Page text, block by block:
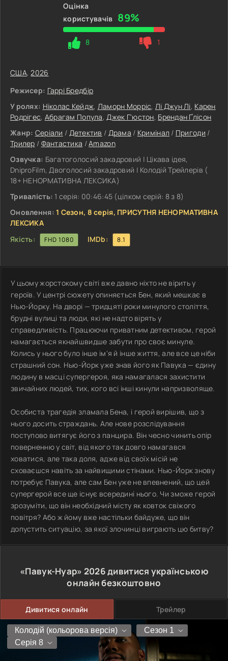
Оцінка
користувачів 89%
8 1
США,2026
Режисер: Гаррі Бредбір
У ролях: Ніколас Кейдж, Ламорн Морріс, Лі Джун Лі, Карен
Родрігес, Абрагам Попула,Джек Г'юстон, Брендан Ґлісон
Жанр: Серіали / Детектив / Драма / Кримінал / Пригоди /
Трилер / Фантастика /Amazon
Озвучка: Багатоголосий закадровий | Цікава ідея,
DniproFilm, Двоголосий закадровий | Колодій Трейлерів (
18+ НЕНОРМАТИВНА ЛЕКСИКА)
Тривалість: 1 серія: 00:46:45 (цілком серій: 8 з 8)
Оновлення: 1 Сезон, 8 серія, ПРИСУТНЯ НЕНОРМАТИВНА
ЛЕКСИКА
Якість:
FHD 1080 IMDb: 8.1
У цьому жорстокому світі вже давно ніхто не вірить у
героїв. У центрі сюжету опиняється Бен, який мешкає в
Нью-Йорку. На дворі — тридцяті роки минулого століття,
брудні вулиці та люди, які не надто вірять у
справедливість. Працюючи приватним детективом, герой
намагається якнайшвидше забути про своє минуле.
Колись у нього було інше ім'я й інше життя, але все це ніби
страшний сон. Нью-Йорк уже знав його як Павука — єдину
людину в масці супергероя, яка намагалася захистити
звичайних людей, тих, кого всі інші кинули напризволяще.
Особиста трагедія зламала Бена, і герой вирішив, що з
нього досить страждань. Але нове розслідування
поступово витягує його з панцира. Він чесно чинить опір
поверненню у світ, від якого так довго намагався
ховатися, але така доля, адже від своїх місій не
сховаєшся навіть за найвищими стінами. Нью-Йорк знову
потребує Павука, але сам Бен уже не впевнений, що цей
супергерой все ще існує всередині нього. Чи зможе герой
зрозуміти, що він необхідний місту як ковток свіжого
повітря? Або ж йому вже настільки байдуже, що він
допустить ситуацію, за якої злочинці виграють цю битву?
«Павук-Нуар» 2026дивитися українською
онлайн безкоштовно
Дивитися онлайн Трейлер